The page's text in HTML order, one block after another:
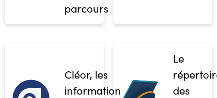
parcours
Cléor, les
informations
Le
des